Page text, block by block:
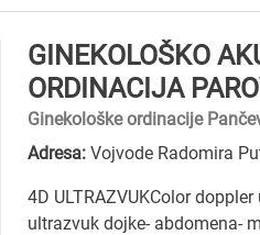
GINEKOLOŠKO
ORDINACIJA
Ginekološke ordinacije
Adresa: Vojvode Radomira
4D ULTRAZVUKColor
ultrazvuk dojke- abdomena-